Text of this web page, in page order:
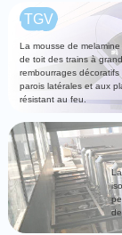
TGV
La mousse de
de toit des trains à
rembourrages
parois latérales et aux
résistant au feu.